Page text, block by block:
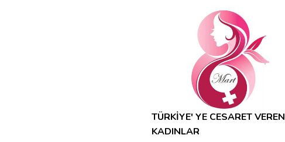
TÜRKİYE' YE CESARET VEREN
KADINLAR